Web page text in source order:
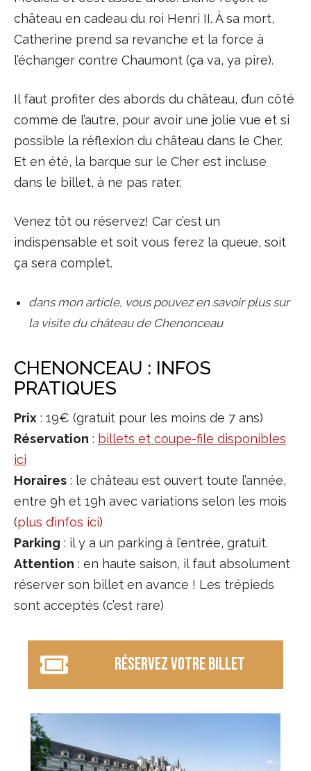
château en cadeau du roi Henri II. À sa mort,
Catherine prend sa revanche et la force à
l’échanger contre Chaumont (ça va, ya pire).
Il faut profiter des abords du château, d’un côté
comme de l’autre, pour avoir une jolie vue et si
possible la réflexion du château dans le Cher.
Et en été, la barque sur le Cher est incluse
dans le billet, à ne pas rater.
Venez tôt ou réservez! Car c’est un
indispensable et soit vous ferez la queue, soit
ça sera complet.
dans mon article, vous pouvez en savoir plus sur
la visite du château de Chenonceau
CHENONCEAU : INFOS
PRATIQUES
Prix : 19€ (gratuit pour les moins de 7 ans)
Réservation : billets et coupe-file disponibles
ici
Horaires : le château est ouvert toute l’année,
entre 9h et 19h avec variations selon les mois
(plus d’infos ici)
Parking : il y a un parking à l’entrée, gratuit.
Attention : en haute saison, il faut absolument
réserver son billet en avance ! Les trépieds
sont acceptés (c’est rare)
réservez votre billet